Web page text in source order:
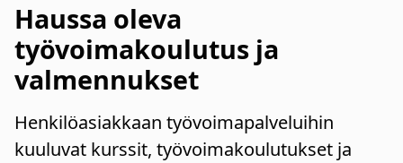
Kulttuuri, vapaa-aika ja nuoret
Haussa oleva
työvoimakoulutus ja
valmennukset
Henkilöasiakkaan työvoimapalveluihin
kuuluvat kurssit, työvoimakoulutukset ja